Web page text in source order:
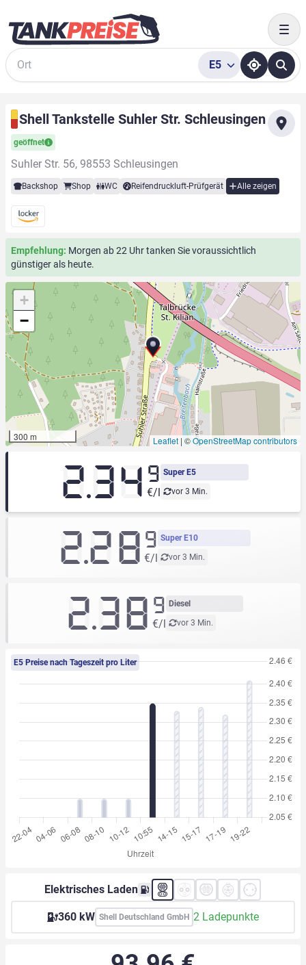
Suche
E5
Shell Tankstelle Suhler Str. Schleusingen
geöffnet
Suhler Str. 56, 98553 Schleusingen
Backshop Shop WC Reifendruckluft-Prüfgerät Alle zeigen
Empfehlung: Morgen ab 22 Uhr tanken Sie voraussichtlich
günstiger als heute.
+
−
300 m Leaflet | ©OpenStreetMap contributors
Super E5
vor 3 Min.
2.34 9
€/l
Super E10
vor 3 Min.
2.289
€/l
Diesel
vor 3 Min.
2.38 9
€/l
E5 Preise nach Tageszeit pro Liter
Elektrisches Laden
360 kW Shell Deutschland GmbH 2 Ladepunkte